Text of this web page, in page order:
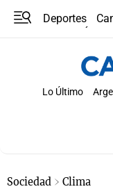
Deportes
Lo Último
Sociedad Clima